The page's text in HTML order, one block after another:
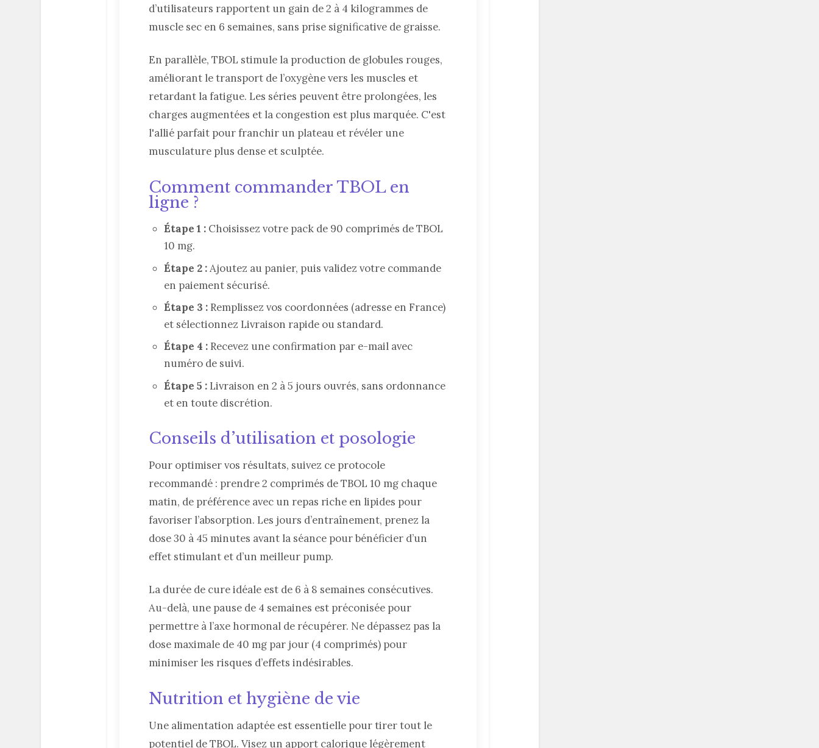
d’utilisateurs rapportent un gain de 2 à 4 kilogrammes de
muscle sec en 6 semaines, sans prise significative de graisse.
En parallèle, TBOL stimule la production de globules rouges,
améliorant le transport de l’oxygène vers les muscles et
retardant la fatigue. Les séries peuvent être prolongées, les
charges augmentées et la congestion est plus marquée. C'est
l'allié parfait pour franchir un plateau et révéler une
musculature plus dense et sculptée.
Comment commander TBOL en
ligne ?
Étape 1 : Choisissez votre pack de 90 comprimés de TBOL
10 mg.
Étape 2 :Ajoutez au panier, puis validez votre commande
en paiement sécurisé.
Étape 3 : Remplissez vos coordonnées (adresse en France)
et sélectionnez Livraison rapide ou standard.
Étape 4 : Recevez une confirmation par e-mail avec
numéro de suivi.
Étape 5 : Livraison en 2 à 5 jours ouvrés, sans ordonnance
et en toute discrétion.
Conseils d’utilisation et posologie
Pour optimiser vos résultats, suivez ce protocole
recommandé : prendre 2 comprimés de TBOL 10 mg chaque
matin, de préférence avec un repas riche en lipides pour
favoriser l’absorption. Les jours d’entraînement, prenez la
dose 30 à 45 minutes avant la séance pour bénéficier d’un
effet stimulant et d’un meilleur pump.
La durée de cure idéale est de 6 à 8 semaines consécutives.
Au-delà, une pause de 4 semaines est préconisée pour
permettre à l’axe hormonal de récupérer. Ne dépassez pas la
dose maximale de 40 mg par jour (4 comprimés) pour
minimiser les risques d’effets indésirables.
Nutrition et hygiène de vie
Une alimentation adaptée est essentielle pour tirer tout le
potentiel de TBOL. Visez un apport calorique légèrement